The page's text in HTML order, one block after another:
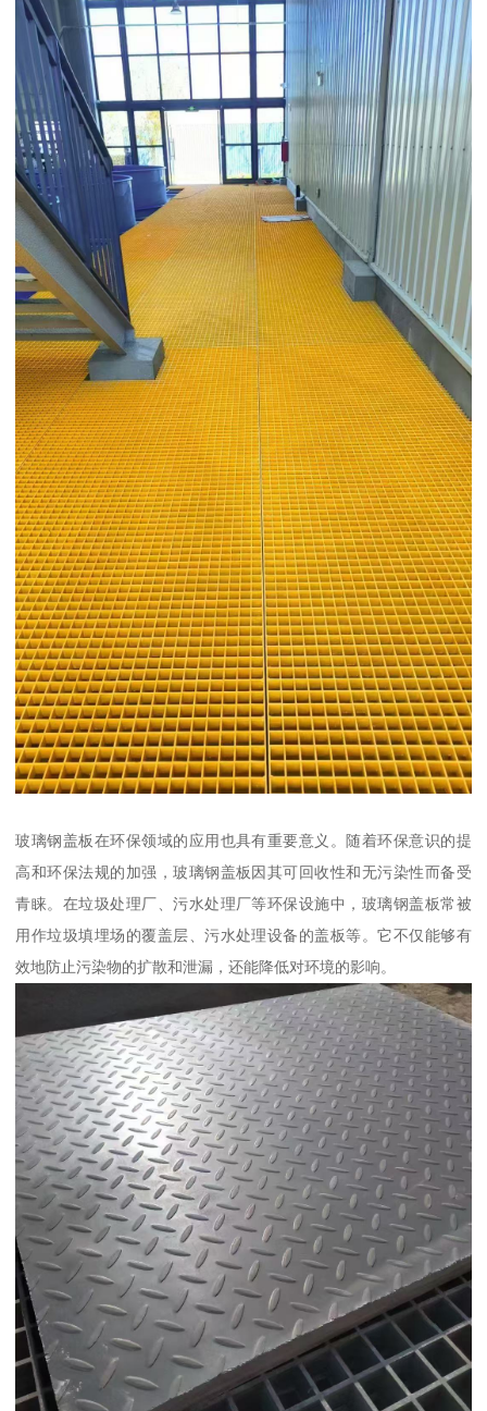
玻璃钢盖板在环保领域的应用也具有重要意义。随着环保意识的提
高和环保法规的加强，玻璃钢盖板因其可回收性和无污染性而备受
青睐。在垃圾处理厂、污水处理厂等环保设施中，玻璃钢盖板常被
用作垃圾填埋场的覆盖层、污水处理设备的盖板等。它不仅能够有
效地防止污染物的扩散和泄漏，还能降低对环境的影响。